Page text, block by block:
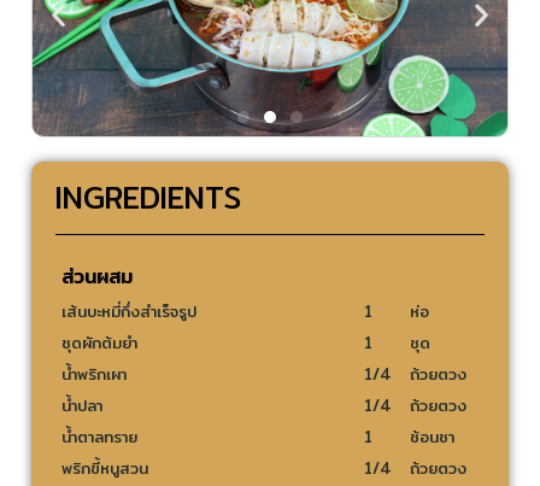
INGREDIENTS
ส่วนผสม
เส้นบะหมี่กึ่งสำเร็จรูป 1
ห่อ
ชุดผักต้มยำ
1
ชุด
น้ำพริกเผา
1/4
ถ้วยตวง
น้ำปลา
1/4
ถ้วยตวง
น้ำตาลทราย
1
ช้อนชา
พริกขี้หนูสวน
1/4
ถ้วยตวง